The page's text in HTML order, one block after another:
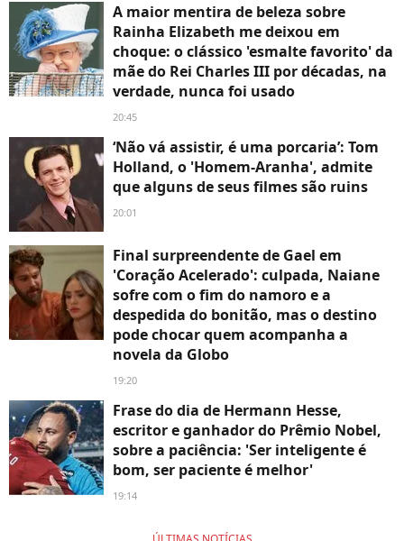
A maior mentira de beleza sobre
Rainha Elizabeth me deixou em
choque: o clássico 'esmalte favorito' da
mãe do Rei Charles III por décadas, na
verdade, nunca foi usado
20:45
‘Não vá assistir, é uma porcaria’: Tom
Holland, o 'Homem-Aranha', admite
que alguns de seus filmes são ruins
20:01
Final surpreendente de Gael em
'Coração Acelerado': culpada, Naiane
sofre com o fim do namoro e a
despedida do bonitão, mas o destino
pode chocar quem acompanha a
novela da Globo
19:20
Frase do dia de Hermann Hesse,
escritor e ganhador do Prêmio Nobel,
sobre a paciência: 'Ser inteligente é
bom, ser paciente é melhor'
19:14